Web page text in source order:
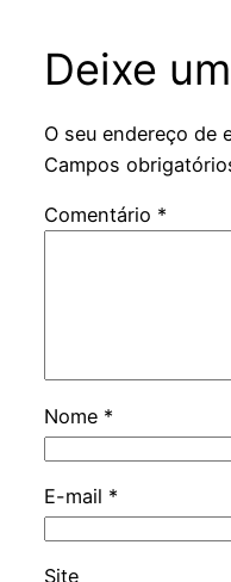
Deixe
O seu endereço de
Campos
Comentário *
Nome *
E-mail *
Site